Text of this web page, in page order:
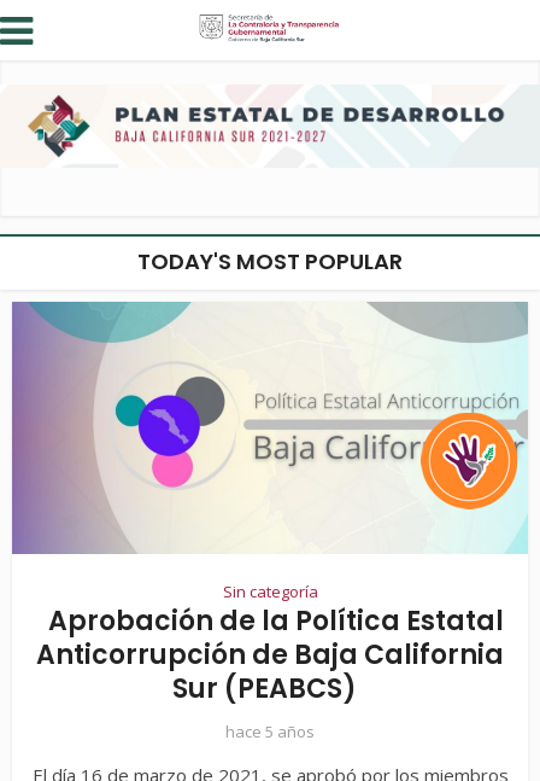
TODAY'S MOST POPULAR
Sin categoría
Aprobación de la Política Estatal
Anticorrupción de Baja California
Sur (PEABCS)
hace 5 años
El día 16 de marzo de 2021, se aprobó por los miembros